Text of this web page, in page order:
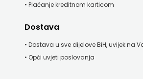
• Plaćanje kreditnom karticom
Dostava
• Dostava u sve dijelove BiH, uvijek na
• Opći uvjeti poslovanja